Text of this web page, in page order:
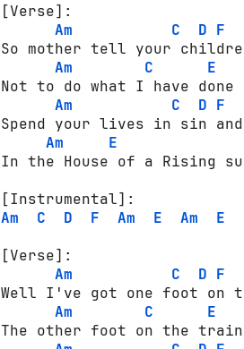
[Verse]:
Am
C D F
So mother tell your
Am
C
E
Not to do what I have done
Am
C D F
Spend your lives in sin
Am
E
In the House of a Rising
[Instrumental]:
Am
C D F Am E Am
E
[Verse]:
Am
C D F
Well I've got one foot on
Am
C
E
The other foot on the